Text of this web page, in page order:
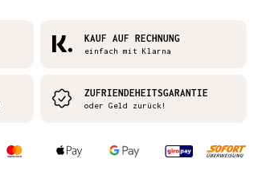
KAUF AUF RECHNUNG
einfach mit Klarna
ZUFRIENDEHEITSGARANTIE
oder Geld zurück!